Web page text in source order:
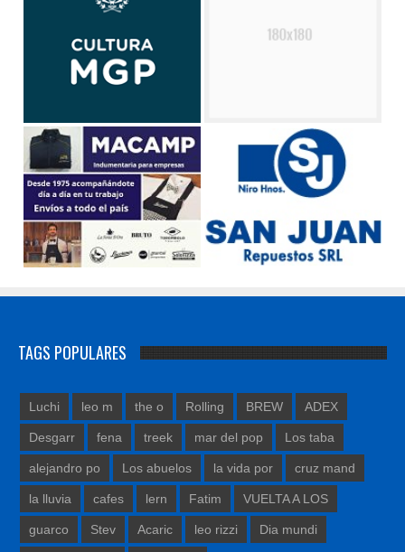
TAGS POPULARES
Luchi leo m the o Rolling BREW ADEX
Desgarr fena treek mar del pop Los taba
alejandro po Los abuelos la vida por cruz mand
la lluvia cafes lern Fatim VUELTA A LOS
guarco Stev Acaric leo rizzi Dia mundi